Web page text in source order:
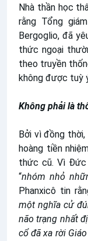
Nhà thần học
rằng Tổng
Bergoglio, đã
thức ngoại
theo truyền
không được tuỳ
Không phải là
Bởi vì đồng
hoàng tiền
thức cũ. Vì Đức
“nhóm nhỏ
Phanxicô tin
một nghĩa cử
não trạng nhất
cổ đã xa rời